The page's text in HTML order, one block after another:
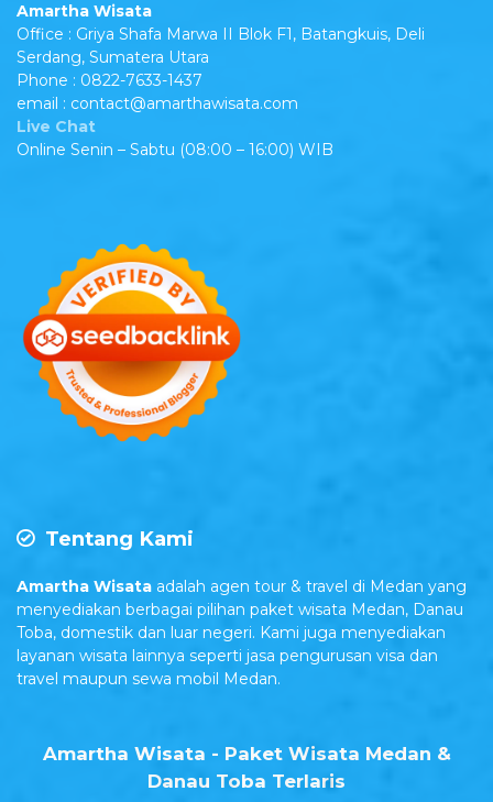
Amartha Wisata
Office : Griya Shafa Marwa II Blok F1, Batangkuis, Deli
Serdang, Sumatera Utara
Phone : 0822-7633-1437
email : contact@amarthawisata.com
Live Chat
Online Senin – Sabtu (08:00 – 16:00) WIB
Tentang Kami
Amartha Wisata adalah agen tour & travel di Medan yang
menyediakan berbagai pilihan paket wisata Medan, Danau
Toba, domestik dan luar negeri. Kami juga menyediakan
layanan wisata lainnya seperti jasa pengurusan visa dan
travel maupun sewa mobil Medan.
Amartha Wisata - Paket Wisata Medan &
Danau Toba Terlaris